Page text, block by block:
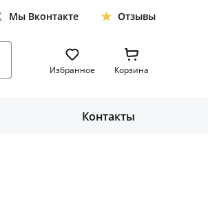
Мы Вконтакте Отзывы
Избранное Корзина
Контакты